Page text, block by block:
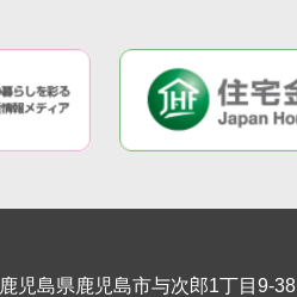
鹿児島県鹿児島市与次郎1丁目9-38